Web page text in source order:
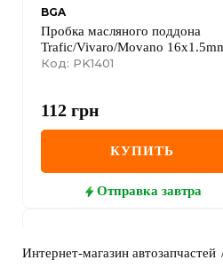
BGA
Пробка масляного поддона
Trafic/Vivaro/Movano
Код: PK1401
112 грн
КУПИТЬ
Отправка завтра
Интернет-магазин автозапчастей